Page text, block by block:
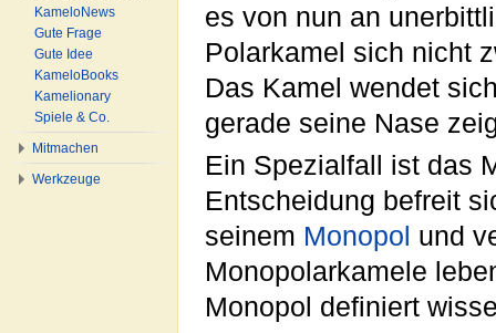
es von nun an
Polarkamel sich nicht
Das Kamel wendet
gerade seine Nase
Ein Spezialfall ist das
Entscheidung befreit
seinem Monopol und
Monopolarkamele
Monopol definiert
KameloNews
Gute Frage
Gute Idee
KameloBooks
Kamelionary
Spiele & Co.
Mitmachen
Werkzeuge